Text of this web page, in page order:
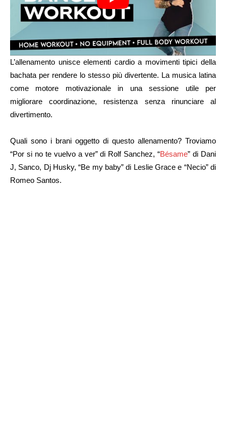
L’allenamento unisce elementi cardio a movimenti tipici della
bachata per rendere lo stesso più divertente. La musica latina
come motore motivazionale in una sessione utile per
migliorare coordinazione, resistenza senza rinunciare al
divertimento.
Quali sono i brani oggetto di questo allenamento? Troviamo
“Por si no te vuelvo a ver” di Rolf Sanchez, “Bésame” di Dani
J, Sanco, Dj Husky, “Be my baby” di Leslie Grace e “Necio” di
Romeo Santos.